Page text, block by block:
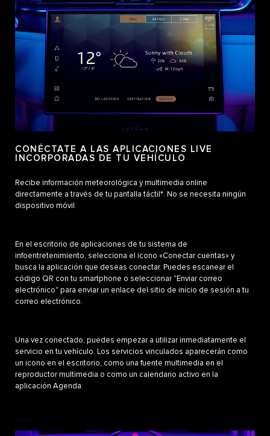
CONÉCTATE A LAS APLICACIONES LIVE
INCORPORADAS DE TU VEHÍCULO
Recibe información meteorológica y multimedia online
directamente a través de tu pantalla táctil*. No se necesita ningún
dispositivo móvil.
En el escritorio de aplicaciones de tu sistema de
infoentretenimiento, selecciona el icono «Conectar cuentas» y
busca la aplicación que deseas conectar. Puedes escanear el
código QR con tu smartphone o seleccionar "Enviar correo
electrónico" para enviar un enlace del sitio de inicio de sesión a tu
correo electrónico.
Una vez conectado, puedes empezar a utilizar inmediatamente el
servicio en tu vehículo. Los servicios vinculados aparecerán como
un icono en el escritorio, como una fuente multimedia en el
reproductor multimedia o como un calendario activo en la
aplicación Agenda.